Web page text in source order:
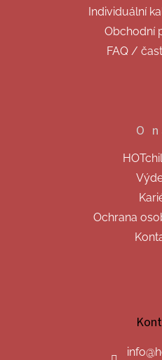
Individuální
Obchodní
FAQ /
O
Ochrana
info@